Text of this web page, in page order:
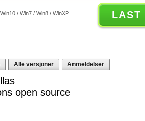
/ Win7 / Win8 / WinXP LAST
Alle versjoner Anmeldelser
open source